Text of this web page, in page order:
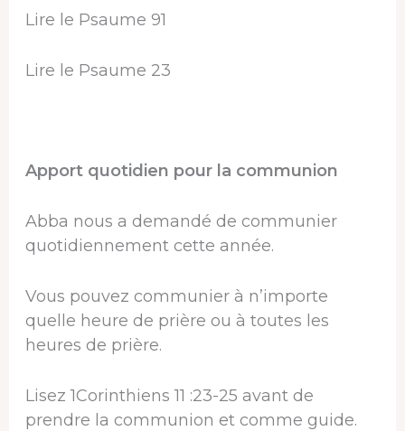
Lire le Psaume 91
Lire le Psaume 23
Apport quotidien pour la communion
Abba nous a demandé de communier
quotidiennement cette année.
Vous pouvez communier à n’importe
quelle heure de prière ou à toutes les
heures de prière.
Lisez 1Corinthiens 11 :23-25 ​​avant de
prendre la communion et comme guide.